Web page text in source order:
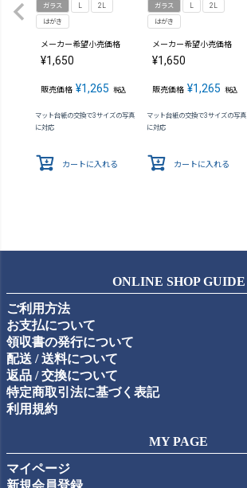
ガラス
2L
はがき
メーカー希望小売価格
¥1,650
販売価格 ¥1,265 税込
マット台紙の交換で3サイズの写真
に対応
カートに入れる
ガラス
2L
はがき
メーカー希望小売価格
¥1,650
販売価格 ¥1,265 税込
マット台紙の交換で3サイズの写真
に対応
カートに入れる
ONLINE SHOP GUIDE
ご利用方法
お支払について
領収書の発行について
配送 / 送料について
返品 / 交換について
特定商取引法に基づく表記
利用規約
MY PAGE
マイページ